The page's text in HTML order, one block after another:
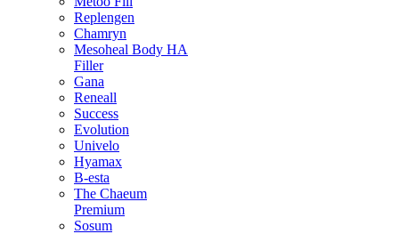
Replengen
Chamryn
Mesoheal Body HA
Filler
Gana
Reneall
Success
Evolution
Univelo
Hyamax
B-esta
The Chaeum
Premium
Sosum